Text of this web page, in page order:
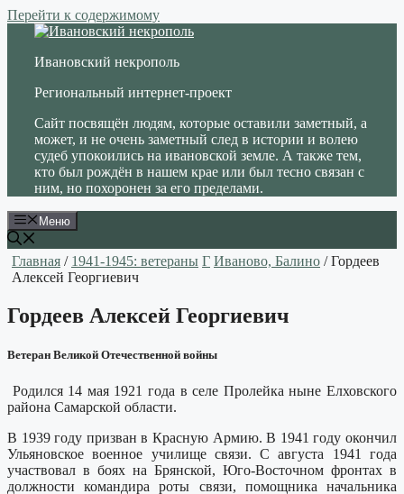
Перейти к содержимому
Ивановский некрополь
Региональный интернет-проект
Сайт посвящён людям, которые оставили заметный, а
может, и не очень заметный след в истории и волею
судеб упокоились на ивановской земле. А также тем,
кто был рождён в нашем крае или был тесно связан с
ним, но похоронен за его пределами.
Меню
Главная / 1941-1945: ветераны Г Иваново, Балино / Гордеев
Алексей Георгиевич
Гордеев Алексей Георгиевич
Ветеран Великой Отечественной войны
Родился 14 мая 1921 года в селе Пролейка ныне Елховского
района Самарской области.
В 1939 году призван в Красную Армию. В 1941 году окончил
Ульяновское военное училище связи. С августа 1941 года
участвовал в боях на Брянской, Юго-Восточном фронтах в
должности командира роты связи, помощника начальника